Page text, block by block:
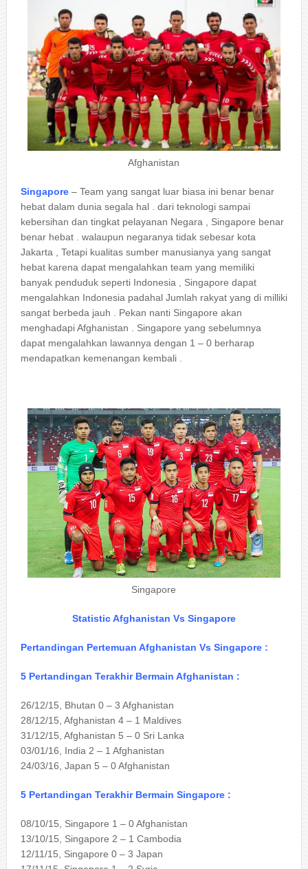
Afghanistan
Singapore– Team yang sangat luar biasa ini benar benar
hebat dalam dunia segala hal . dari teknologi sampai
kebersihan dan tingkat pelayanan Negara , Singapore benar
benar hebat . walaupun negaranya tidak sebesar kota
Jakarta , Tetapi kualitas sumber manusianya yang sangat
hebat karena dapat mengalahkan team yang memiliki
banyak penduduk seperti Indonesia , Singapore dapat
mengalahkan Indonesia padahal Jumlah rakyat yang di milliki
sangat berbeda jauh . Pekan nanti Singapore akan
menghadapi Afghanistan . Singapore yang sebelumnya
dapat mengalahkan lawannya dengan 1 – 0 berharap
mendapatkan kemenangan kembali .
Singapore
Statistic Afghanistan Vs Singapore
Pertandingan Pertemuan Afghanistan Vs Singapore :
5 Pertandingan Terakhir Bermain Afghanistan :
26/12/15, Bhutan 0 – 3 Afghanistan
28/12/15, Afghanistan 4 – 1 Maldives
31/12/15, Afghanistan 5 – 0 Sri Lanka
03/01/16, India 2 – 1 Afghanistan
24/03/16, Japan 5 – 0 Afghanistan
5 Pertandingan Terakhir Bermain Singapore :
08/10/15, Singapore 1 – 0 Afghanistan
13/10/15, Singapore 2 – 1 Cambodia
12/11/15, Singapore 0 – 3 Japan